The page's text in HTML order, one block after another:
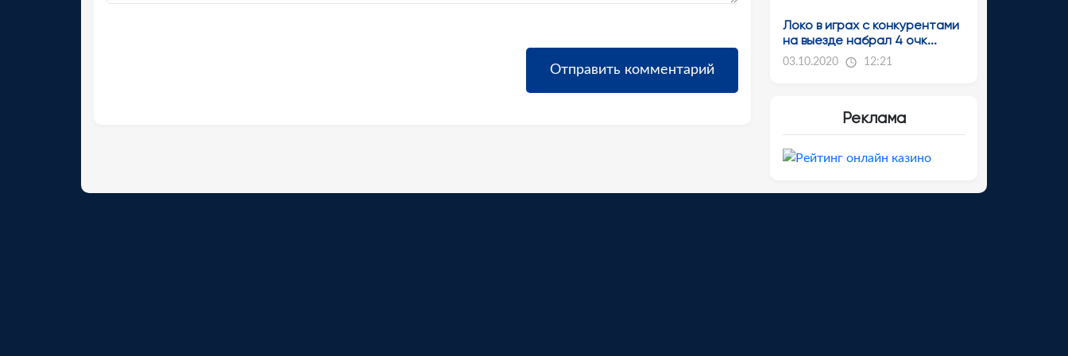
Локо в играх с конкурентами
на выезде набрал 4 очк...
03.10.2020 12:21
Реклама